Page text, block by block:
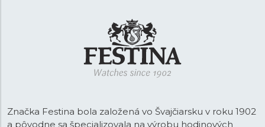
Značka Festina bola založená vo Švajčiarsku v roku 1902
a pôvodne sa špecializovala na výrobu hodinových